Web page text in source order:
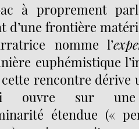
à proprement
d’une frontière
nomme l’
euphémistique
rencontre dérive
ouvre sur
étendue («